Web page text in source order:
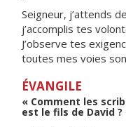
Seigneur, j’attends
j’accomplis tes
J’observe tes
toutes mes voies
ÉVANGILE
« Comment les
est le fils de David ?